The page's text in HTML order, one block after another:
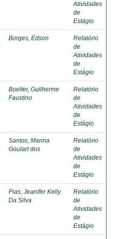
Atividades
de
Estágio
Borges, Edson
Relatório
de
Atividades
de
Estágio
Boelter, Guilherme
Faustino
Relatório
de
Atividades
de
Estágio
Santos, Marina
Goulart dos
Relatório
de
Atividades
de
Estágio
Pias, Jeanifer Kelly
Da Silva
Relatório
de
Atividades
de
Estágio